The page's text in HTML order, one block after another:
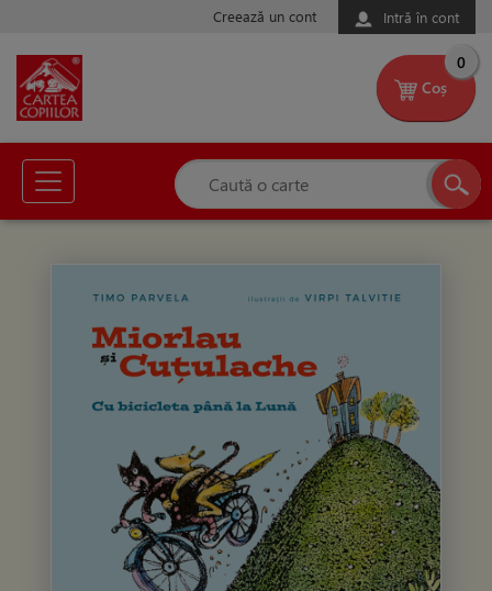
Creează un cont Intră în cont
Coș
0